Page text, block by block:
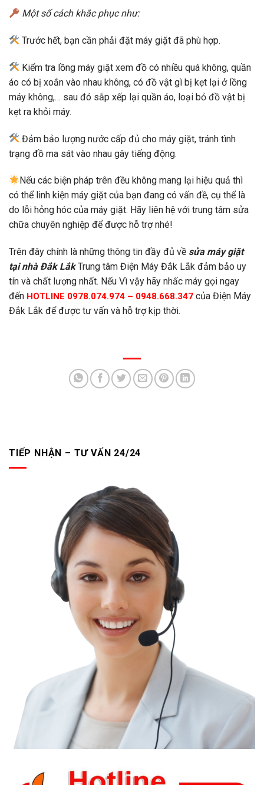
TIẾP NHẬN – TƯ VẤN 24/24
Một số cách khắc phục như:
Trước hết, bạn cần phải đặt máy giặt đã phù hợp.
Kiểm tra lồng máy giặt xem đồ có nhiều quá không, quần
áo có bị xoắn vào nhau không, có đồ vật gì bị kẹt lại ở lồng
máy không,… sau đó sắp xếp lại quần áo, loại bỏ đồ vật bị
kẹt ra khỏi máy.
Đảm bảo lượng nước cấp đủ cho máy giặt, tránh tình
trạng đồ ma sát vào nhau gây tiếng động.
Nếu các biện pháp trên đều không mang lại hiệu quả thì
có thể linh kiện máy giặt của bạn đang có vấn đề, cụ thể là
do lỗi hỏng hóc của máy giặt. Hãy liên hệ với trung tâm sửa
chữa chuyên nghiệp để được hỗ trợ nhé!
Trên đây chính là những thông tin đầy đủ về sửa máy giặt
tại nhà Đắk LắkTrung tâm Điện Máy Đắk Lắk đảm bảo uy
tín và chất lượng nhất. Nếu Vì vậy hãy nhấc máy gọi ngay
đến HOTLINE 0978.074.974 – 0948.668.347 của Điện Máy
Đắk Lắk để được tư vấn và hỗ trợ kịp thời.